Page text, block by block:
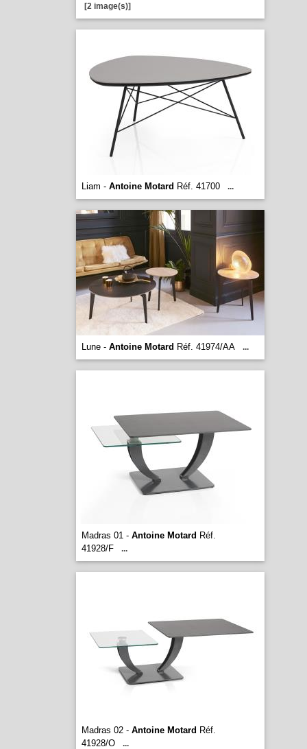
[2 image(s)]
Liam - Antoine Motard Réf. 41700 ...
Lune - Antoine Motard Réf. 41974/AA ...
Madras 01 - Antoine Motard Réf.
41928/F
...
Madras 02 - Antoine Motard Réf.
41928/O
...